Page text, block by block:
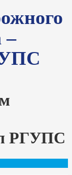
–
РГУПС